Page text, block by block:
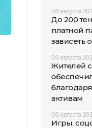
06 августа
До 200
платной
зависеть
06 августа
Жителей
активам
06 августа
Игры,